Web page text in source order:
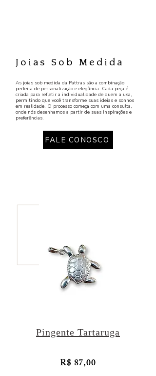
Joias Sob Medida
As joias sob medida da Pattras são a combinação
perfeita de personalização e elegância. Cada peça é
criada para refletir a individualidade de quem a usa,
permitindo que você transforme suas ideias e sonhos
em realidade. O processo começa com uma consulta,
onde nós desenhamos a partir de suas inspirações e
preferências.
FALE CONOSCO
Pingente Tartaruga
R$ 87,00